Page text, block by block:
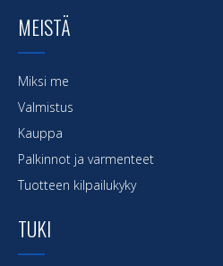
MEISTÄ
Miksi me
Valmistus
Kauppa
Palkinnot ja varmenteet
Tuotteen kilpailukyky
TUKI